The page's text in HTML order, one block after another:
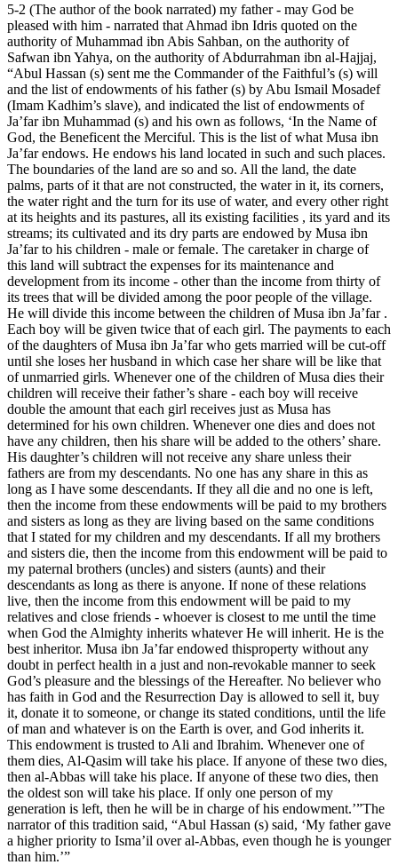
5-2 (The author of the book narrated) my father - may God be
pleased with him - narrated that Ahmad ibn Idris quoted on the
authority of Muhammad ibn Abis Sahban, on the authority of
Safwan ibn Yahya, on the authority of Abdurrahman ibn al-Hajjaj,
“Abul Hassan (s) sent me the Commander of the Faithful’s (s) will
and the list of endowments of his father (s) by Abu Ismail Mosadef
(Imam Kadhim’s slave), and indicated the list of endowments of
Ja’far ibn Muhammad (s) and his own as follows, ‘In the Name of
God, the Beneficent the Merciful. This is the list of what Musa ibn
Ja’far endows. He endows his land located in such and such places.
The boundaries of the land are so and so. All the land, the date
palms, parts of it that are not constructed, the water in it, its corners,
the water right and the turn for its use of water, and every other right
at its heights and its pastures, all its existing facilities , its yard and its
streams; its cultivated and its dry parts are endowed by Musa ibn
Ja’far to his children - male or female. The caretaker in charge of
this land will subtract the expenses for its maintenance and
development from its income - other than the income from thirty of
its trees that will be divided among the poor people of the village.
He will divide this income between the children of Musa ibn Ja’far .
Each boy will be given twice that of each girl. The payments to each
of the daughters of Musa ibn Ja’far who gets married will be cut-off
until she loses her husband in which case her share will be like that
of unmarried girls. Whenever one of the children of Musa dies their
children will receive their father’s share - each boy will receive
double the amount that each girl receives just as Musa has
determined for his own children. Whenever one dies and does not
have any children, then his share will be added to the others’ share.
His daughter’s children will not receive any share unless their
fathers are from my descendants. No one has any share in this as
long as I have some descendants. If they all die and no one is left,
then the income from these endowments will be paid to my brothers
and sisters as long as they are living based on the same conditions
that I stated for my children and my descendants. If all my brothers
and sisters die, then the income from this endowment will be paid to
my paternal brothers (uncles) and sisters (aunts) and their
descendants as long as there is anyone. If none of these relations
live, then the income from this endowment will be paid to my
relatives and close friends - whoever is closest to me until the time
when God the Almighty inherits whatever He will inherit. He is the
best inheritor. Musa ibn Ja’far endowed thisproperty without any
doubt in perfect health in a just and non-revokable manner to seek
God’s pleasure and the blessings of the Hereafter. No believer who
has faith in God and the Resurrection Day is allowed to sell it, buy
it, donate it to someone, or change its stated conditions, until the life
of man and whatever is on the Earth is over, and God inherits it.
This endowment is trusted to Ali and Ibrahim. Whenever one of
them dies, Al-Qasim will take his place. If anyone of these two dies,
then al-Abbas will take his place. If anyone of these two dies, then
the oldest son will take his place. If only one person of my
generation is left, then he will be in charge of his endowment.’”The
narrator of this tradition said, “Abul Hassan (s) said, ‘My father gave
a higher priority to Isma’il over al-Abbas, even though he is younger
than him.’”